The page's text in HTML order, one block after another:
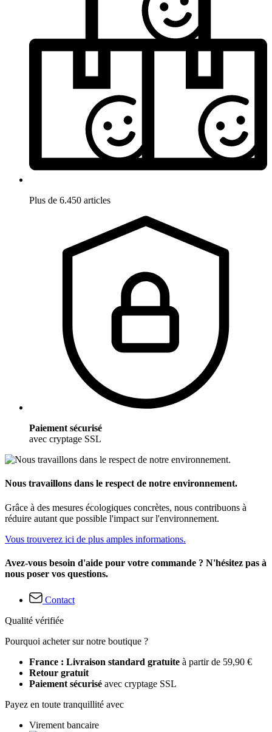
Plus de 6.450 articles
Paiement sécurisé
avec cryptage SSL
Nous travaillons dans le respect de notre environnement.
Grâce à des mesures écologiques concrètes, nous contribuons à
réduire autant que possible l'impact sur l'environnement.
Vous trouverez ici de plus amples informations.
Avez-vous besoin d'aide pour votre commande ? N'hésitez pas à
nous poser vos questions.
Contact
Qualité vérifiée
Pourquoi acheter sur notre boutique ?
France : Livraison standard gratuite à partir de 59,90 €
Retour gratuit
Paiement sécurisé avec cryptage SSL
Payez en toute tranquillité avec
Virement bancaire